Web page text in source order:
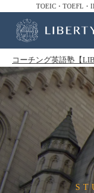
TOEIC・TOEFL・
コーチング英語塾【